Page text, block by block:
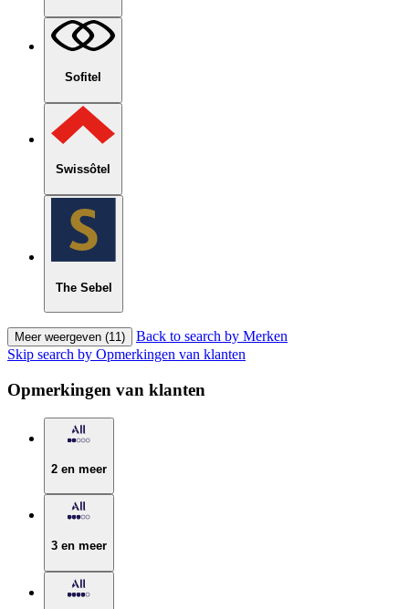
Sofitel
Swissôtel
The Sebel
Meer weergeven (11)
Back to search by Merken
Skip search by Opmerkingen van klanten
Opmerkingen van klanten
2 en meer
3 en meer